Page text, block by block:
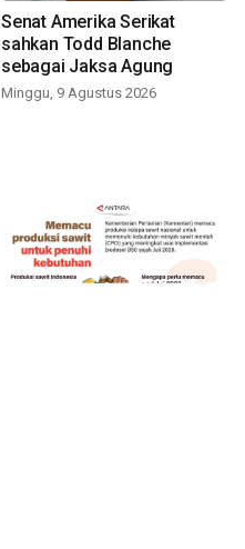
Senat Amerika Serikat
sahkan Todd Blanche
sebagai Jaksa Agung
Minggu, 9 Agustus 2026